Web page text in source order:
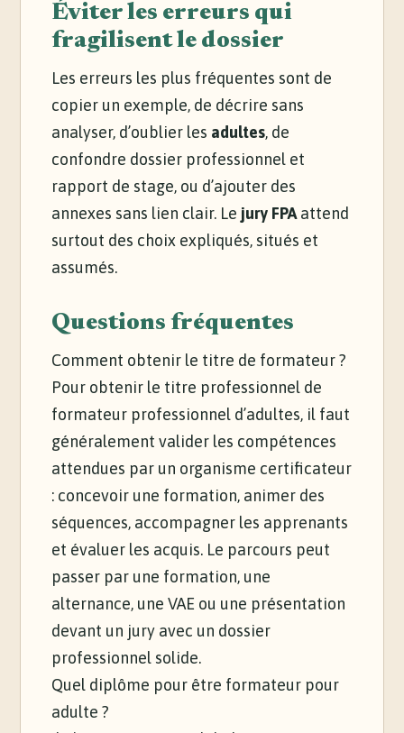
Éviter les erreurs qui
fragilisent le dossier
Les erreurs les plus fréquentes sont de
copier un exemple, de décrire sans
analyser, d’oublier les adultes, de
confondre dossier professionnel et
rapport de stage, ou d’ajouter des
annexes sans lien clair. Le jury FPAattend
surtout des choix expliqués, situés et
assumés.
Questions fréquentes
Comment obtenir le titre de formateur ?
Pour obtenir le titre professionnel de
formateur professionnel d’adultes, il faut
généralement valider les compétences
attendues par un organisme certificateur
: concevoir une formation, animer des
séquences, accompagner les apprenants
et évaluer les acquis. Le parcours peut
passer par une formation, une
alternance, une VAE ou une présentation
devant un jury avec un dossier
professionnel solide.
Quel diplôme pour être formateur pour
adulte ?